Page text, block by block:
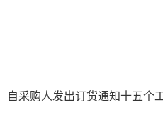
采购人发出订货通知十五个